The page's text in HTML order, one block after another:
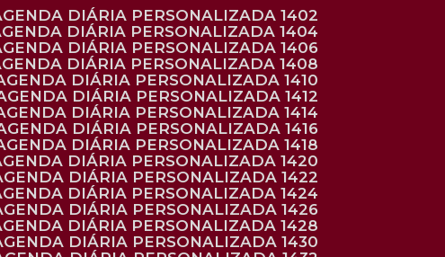
AGENDA DIÁRIA PERSONALIZADA 1402
AGENDA DIÁRIA PERSONALIZADA 1404
AGENDA DIÁRIA PERSONALIZADA 1406
AGENDA DIÁRIA PERSONALIZADA 1408
AGENDA DIÁRIA PERSONALIZADA 1410
AGENDA DIÁRIA PERSONALIZADA 1412
AGENDA DIÁRIA PERSONALIZADA 1414
AGENDA DIÁRIA PERSONALIZADA 1416
AGENDA DIÁRIA PERSONALIZADA 1418
AGENDA DIÁRIA PERSONALIZADA 1420
AGENDA DIÁRIA PERSONALIZADA 1422
AGENDA DIÁRIA PERSONALIZADA 1424
AGENDA DIÁRIA PERSONALIZADA 1426
AGENDA DIÁRIA PERSONALIZADA 1428
AGENDA DIÁRIA PERSONALIZADA 1430